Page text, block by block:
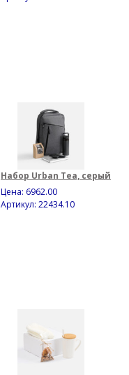
Набор Urban Tea, серый
Цена: 6962.00
Артикул: 22434.10